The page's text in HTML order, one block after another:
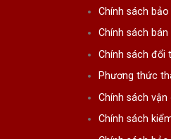
Chính sách
Chính sách bán
Chính sách đổi
Phương thức
Chính sách vận
Chính sách